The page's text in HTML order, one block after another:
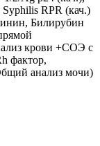
RPR (кач.)
Билирубин
крови +СОЭ с
фактор,
анализ мочи)